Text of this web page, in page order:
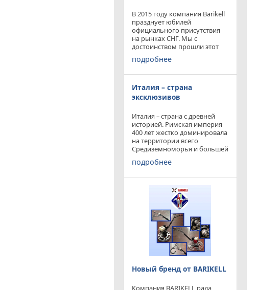
В 2015 году компания Barikell
празднует юбилей
официального присутствия
на рынках СНГ. Мы с
достоинством прошли этот
отрезок времени ,
конкурируя с
результатов и целей которые
перед собой ставили.
подробнее
Италия – страна
эксклюзивов
Италия – страна с древней
историей. Римская империя
400 лет жестко доминировала
на территории всего
Средиземноморья и большей
частью Европы. Императоры
и правители аппенин
Каждый гражданин Земли
подробнее
Новый бренд от BARIKELL
Компания BARIKELL рада